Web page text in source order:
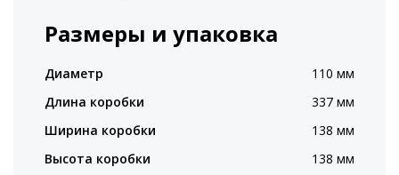
Размеры и упаковка
Диаметр
110 мм
Длина коробки
337 мм
Ширина коробки
138 мм
Высота коробки
138 мм